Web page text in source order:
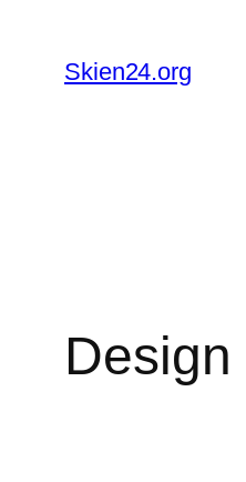
content
Skien24.org